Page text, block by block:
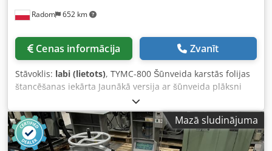
Radom 652 km
Cenas informācija Zvanīt
Stāvoklis: labi (lietots), TYMC-800 Šūnveida karstās folijas
štancēšanas iekārta Jaunākā versija ar šūnveida plāksni
slēdzenēm. Iekārta paredzēta karstās folijas štancēšanai,
karstai štancēšanai un standarta izciršanai, nemainot
karsto plāksni. Iekārta ir jauna un ar garantiju. Formāts:
Izciršana: 830x590 mm Zelta pārklājums: 800x540 mm
Mazā sludinājuma